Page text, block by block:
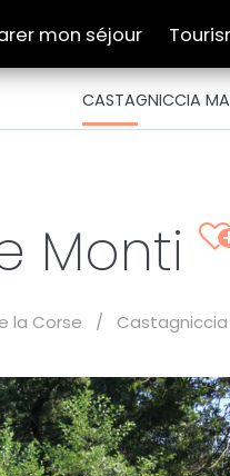
mon séjour
CASTAGNICCIA
Monti
la Corse /